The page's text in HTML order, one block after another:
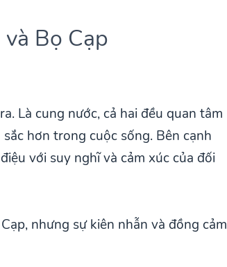
Bọ Cạp
Là cung nước, cả hai đều quan tâm
hơn trong cuộc sống. Bên cạnh
với suy nghĩ và cảm xúc của đối
nhưng sự kiên nhẫn và đồng cảm